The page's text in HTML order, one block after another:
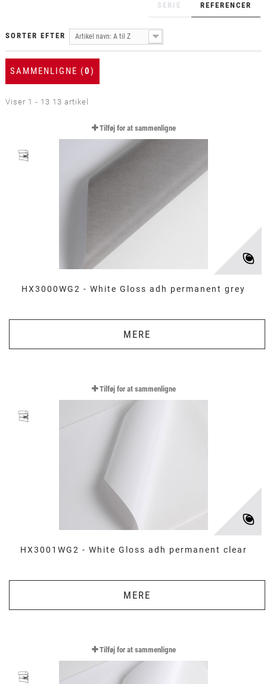
+
REFERENCER
SERIE
SORTER EFTER Artikel navn: A til Z
SAMMENLIGNE (0)
Viser 1 - 13 13 artikel
HX3000WG2 - White Gloss adh permanent grey
MERE
Tilføj for at sammenligne
HX3001WG2 - White Gloss adh permanent clear
MERE
Tilføj for at sammenligne
Tilføj for at sammenligne